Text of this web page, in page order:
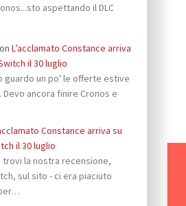
aspettando il DLC
on L’acclamato Constance arriva
il 30 luglio
guardo un po' le offerte estive
Devo ancora finire Cronos e
Constance arriva su
il 30 luglio
trovi la nostra recensione,
sul sito - ci era piaciuto